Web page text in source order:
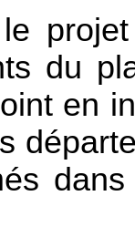
le
du
en